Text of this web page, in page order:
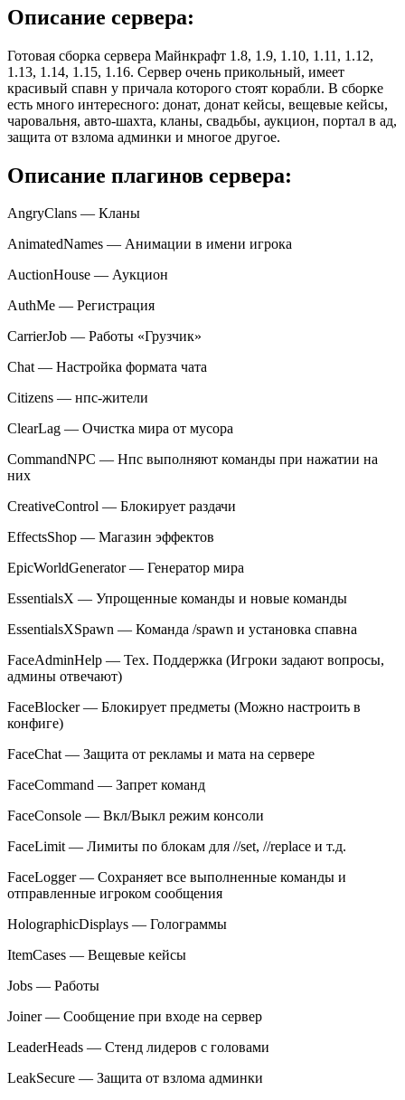
Описание сервера:
Готовая сборка сервера Майнкрафт 1.8, 1.9, 1.10, 1.11, 1.12,
1.13, 1.14, 1.15, 1.16. Сервер очень прикольный, имеет
красивый спавн у причала которого стоят корабли. В сборке
есть много интересного: донат, донат кейсы, вещевые кейсы,
чаровальня, авто-шахта, кланы, свадьбы, аукцион, портал в ад,
защита от взлома админки и многое другое.
Описание плагинов сервера:
AngryClans — Кланы
AnimatedNames — Анимации в имени игрока
AuctionHouse — Аукцион
AuthMe — Регистрация
CarrierJob — Работы «Грузчик»
Chat — Настройка формата чата
Citizens — нпс-жители
ClearLag — Очистка мира от мусора
CommandNPC — Нпс выполняют команды при нажатии на
них
CreativeControl — Блокирует раздачи
EffectsShop — Магазин эффектов
EpicWorldGenerator — Генератор мира
EssentialsX — Упрощенные команды и новые команды
EssentialsXSpawn — Команда /spawn и установка спавна
FaceAdminHelp — Тех. Поддержка (Игроки задают вопросы,
админы отвечают)
FaceBlocker — Блокирует предметы (Можно настроить в
конфиге)
FaceChat — Защита от рекламы и мата на сервере
FaceCommand — Запрет команд
FaceConsole — Вкл/Выкл режим консоли
FaceLimit — Лимиты по блокам для //set, //replace и т.д.
FaceLogger — Сохраняет все выполненные команды и
отправленные игроком сообщения
HolographicDisplays — Голограммы
ItemCases — Вещевые кейсы
Jobs — Работы
Joiner — Сообщение при входе на сервер
LeaderHeads — Стенд лидеров с головами
LeakSecure — Защита от взлома админки